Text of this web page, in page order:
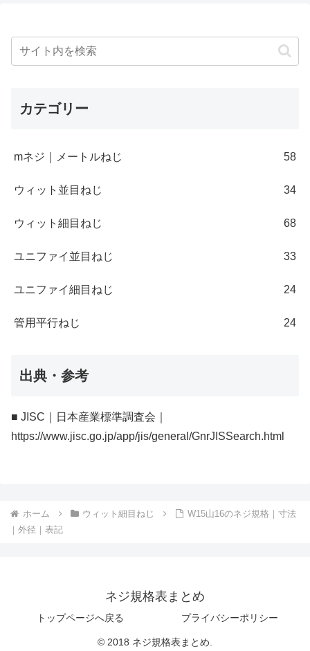
カテゴリー
mネジ｜メートルねじ 58
ウィット並目ねじ 34
ウィット細目ねじ 68
ユニファイ並目ねじ 33
ユニファイ細目ねじ 24
管用平行ねじ 24
出典・参考
■ JISC｜日本産業標準調査会｜
https://www.jisc.go.jp/app/jis/general/GnrJISSearch.html
ホーム ウィット細目ねじ
W15山16のネジ規格｜寸法
｜外径｜表記
ネジ規格表まとめ
トップページへ戻る プライバシーポリシー
© 2018 ネジ規格表まとめ.